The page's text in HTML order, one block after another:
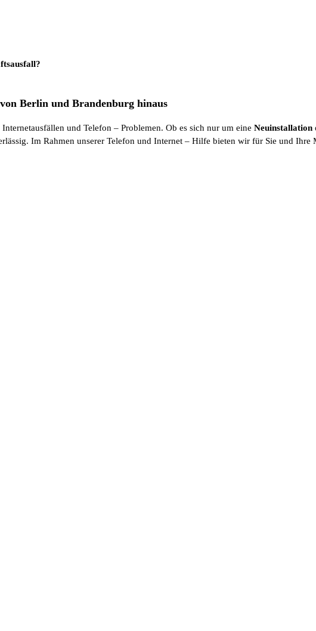
Berlin und Brandenburg hinaus
und Telefon – Problemen. Ob es sich nur um eine Neuinstallation
Im Rahmen unserer Telefon und Internet – Hilfe bieten wir für Sie und Ihre